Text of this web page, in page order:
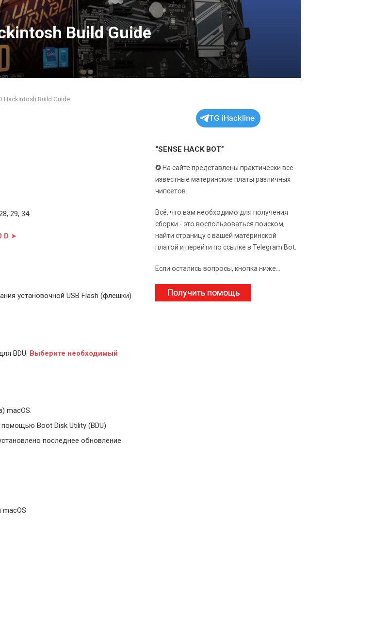
Build Guide
Hackintosh Build Guide
29, 34
D ➤
установочной USB Flash (флешки)
BDU. Выберите необходимый
macOS.
Boot Disk Utility (BDU)
последнее обновление
macOS
TG iHackline
“SENSE HACK BOT”
✪ На сайте представлены практически все
известные материнские платы различных
чипсетов.
Всё, что вам необходимо для получения
сборки - это воспользоваться поиском,
найти страницу с вашей материнской
платой и перейти по ссылке в Telegram Bot.
Если остались вопросы, кнопка ниже...
Получить помощь